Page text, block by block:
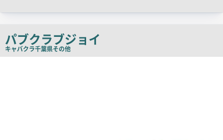
コ
ピ
パブクラブジョイ
キャバクラ千葉県その他